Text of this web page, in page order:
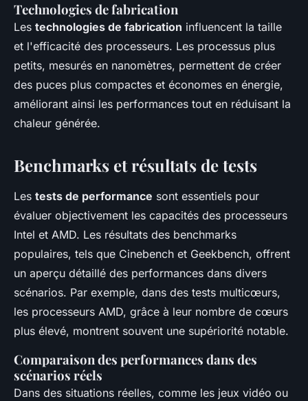
Technologies de fabrication
Les technologies de fabrication influencent la taille
et l'efficacité des processeurs. Les processus plus
petits, mesurés en nanomètres, permettent de créer
des puces plus compactes et économes en énergie,
améliorant ainsi les performances tout en réduisant la
chaleur générée.
Benchmarks et résultats de tests
Les tests de performance sont essentiels pour
évaluer objectivement les capacités des processeurs
Intel et AMD. Les résultats des benchmarks
populaires, tels que Cinebench et Geekbench, offrent
un aperçu détaillé des performances dans divers
scénarios. Par exemple, dans des tests multicœurs,
les processeurs AMD, grâce à leur nombre de cœurs
plus élevé, montrent souvent une supériorité notable.
Comparaison des performances dans des
scénarios réels
Dans des situations réelles, comme les jeux vidéo ou